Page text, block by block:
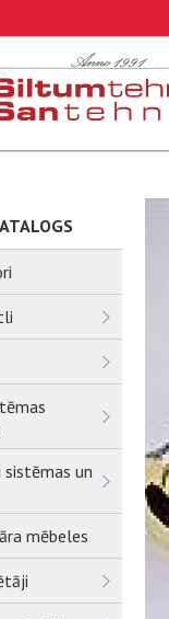
sistēmas un
mēbeles